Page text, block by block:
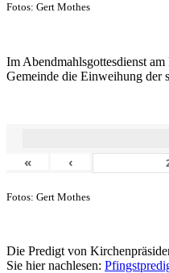
Fotos: Gert Mothes
Im Abendmahlsgottesdienst
Gemeinde die Einweihung der
« ‹
Fotos: Gert Mothes
Die Predigt von
Sie hier nachlesen: